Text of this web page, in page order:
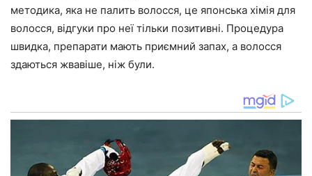
методика, яка не палить волосся, це японська хімія для
волосся, відгуки про неї тільки позитивні. Процедура
швидка, препарати мають приємний запах, а волосся
здаються жвавіше, ніж були.